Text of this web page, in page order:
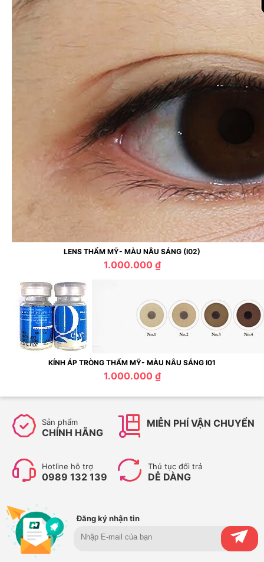
LENS THẨM MỸ- MÀU NÂU SÁNG (I02)
1.000.000 ₫
KÍNH ÁP TRÒNG THẨM MỸ- MÀU NÂU SÁNG I01
1.000.000 ₫
Sản phẩm
CHÍNH HÃNG
MIỄN PHÍ VẬN CHUYỂN
Hotline hỗ trợ
0989 132 139
Thủ tục đổi trả
DỄ DÀNG
Đăng ký nhận tin